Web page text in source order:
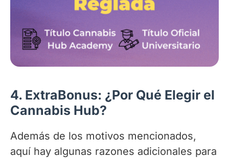
4. ExtraBonus: ¿Por Qué Elegir el
Cannabis Hub?
Además de los motivos mencionados,
aquí hay algunas razones adicionales para